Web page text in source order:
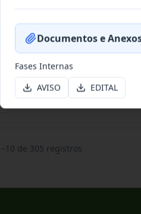
–10 de 305 registros
Documentos e
Fases Internas
AVISO
EDITAL